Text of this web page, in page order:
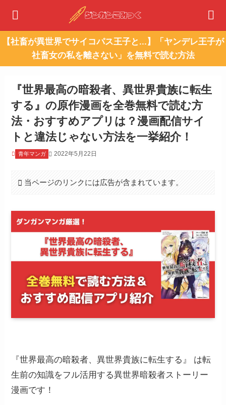
【社畜が異世界でサイコパス王子と...】「ヤンデレ王子が
社畜女の私を離さない」を無料で読む方法
『世界最高の暗殺者、異世界貴族に転生
する』の原作漫画を全巻無料で読む方
法・おすすめアプリは？漫画配信サイ
トと違法じゃない方法を一挙紹介！
青年マンガ 2022年5月22日
当ページのリンクには広告が含まれています。
『世界最高の暗殺者、異世界貴族に転生する』 は転
生前の知識をフル活用する異世界暗殺者ストーリー
漫画です！